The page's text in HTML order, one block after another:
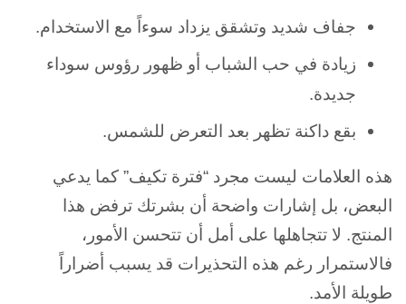
جفاف شديد وتشقق يزداد سوءاً مع الاستخدام.
زيادة في حب الشباب أو ظهور رؤوس سوداء
جديدة.
بقع داكنة تظهر بعد التعرض للشمس.
هذه العلامات ليست مجرد “فترة تكيف” كما يدعي
البعض، بل إشارات واضحة أن بشرتك ترفض هذا
المنتج. لا تتجاهلها على أمل أن تتحسن الأمور،
فالاستمرار رغم هذه التحذيرات قد يسبب أضراراً
طويلة الأمد.